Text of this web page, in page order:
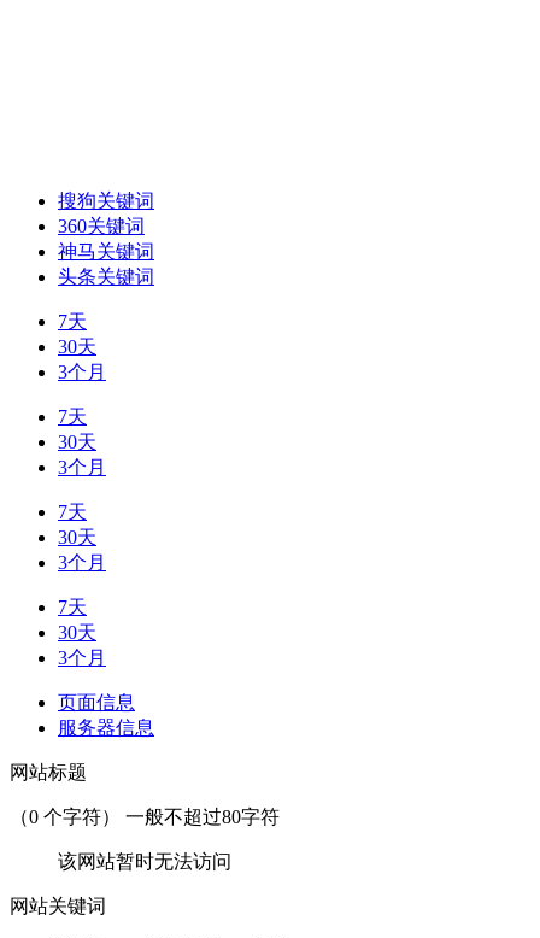
搜狗关键词
360关键词
神马关键词
头条关键词
7天
30天
3个月
7天
30天
3个月
7天
30天
3个月
7天
30天
3个月
页面信息
服务器信息
网站标题
（0 个字符） 一般不超过80字符
该网站暂时无法访问
网站关键词